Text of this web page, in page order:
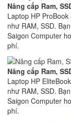
Nâng cấp Ram,
Laptop HP
như RAM, SSD.
Saigon Computer
phí.
Nâng cấp Ram,
Laptop HP
như RAM, SSD.
Saigon Computer
phí.